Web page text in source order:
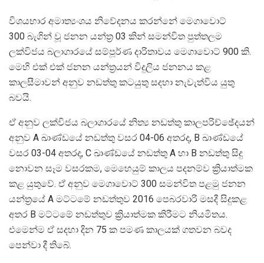
විශයභාර අමාත්‍යංශය නිවේදනය කරන්නේ මෙගාවොට්
300 බැගින් වූ ජනන යන්ත්‍ර 03 කින් සමන්විත පුත්තලම
ලක්විජය බලාගාරයේ සම්පූර්ණ දාරිතාවය මෙගාවොට් 900 කි.
මෙහි එක් එක් ජනන යන්ත්‍රයන් විදුලිය ජනනය කළ
කාලසීමාවන් අනුව නඩත්තු කටයුතු සදහා නැවැත්විය යුතු
බවයි.
ඒ අනුව ලක්විජය බලාගාරයේ නිත්‍ය නඩත්තු කාලපරිච්ඡේදයන්
අනුව A ඛාණ්ඩයේ නඩත්තු වසර 04-06 අතරද, B ඛාණ්ඩයේ
වසර 03-04 අතරද, C ඛාණ්ඩයේ නඩත්තු A හා B නඩත්තු සිදු
නොවන සෑම වසරකම, මෙහෙයුම් කාලය පදනම්ව ක්‍රියාත්මක
කළ යුතුවේ. ඒ අනුව මෙගාවොට් 300 සමන්විත පළමු ජනන
යන්ත්‍රයේ A මට්ටමේ නඩත්තුව 2016 පෙබරවාරි මසදී සිදුකළ
අතර B මට්ටමේ නඩත්තුව ක්‍රියාත්මක කිරීමට නියමිතය.
එමෙන්ම ඒ සදහා දින 75 ක පමණ කාලයක් ගතවන බවද
පෙන්වා දී තිබේ.